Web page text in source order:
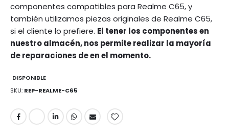
componentes compatibles para Realme C65, y
también utilizamos piezas originales de Realme C65,
si el cliente lo prefiere. El tener los componentes en
nuestro almacén, nos permite realizar la mayoría
de reparaciones de en el momento.
DISPONIBLE
SKU REP-REALME-C65